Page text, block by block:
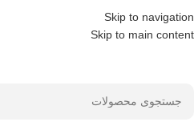
Skip to navigation
Skip to main content